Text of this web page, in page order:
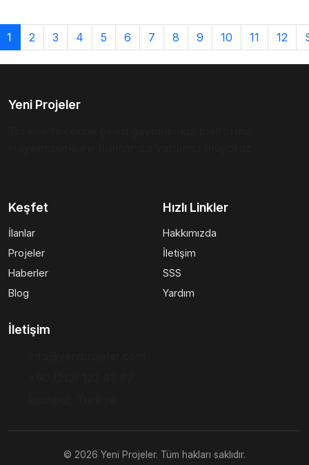
1 2 3 4 5 6 7 8 9 10 11 12
Yeni Projeler
Keşfet
İlanlar
Projeler
Haberler
Blog
Hızlı Linkler
Hakkımızda
İletişim
SSS
Yardım
İletişim
© 2026 Yeni Projeler. Tüm hakları saklıdır.